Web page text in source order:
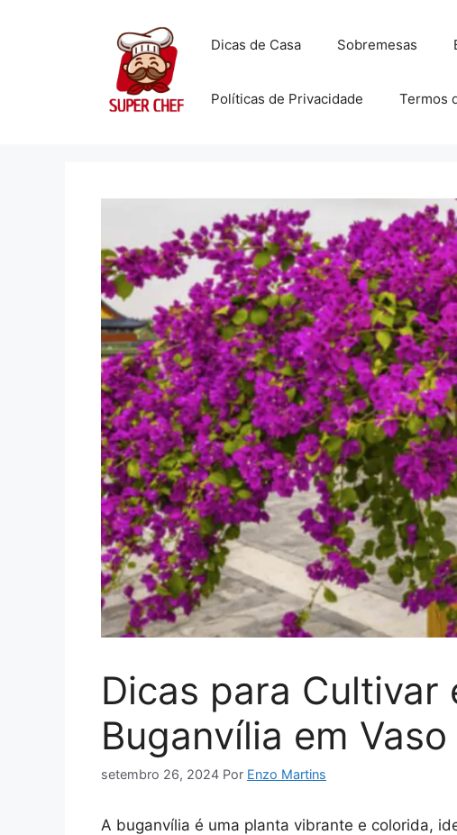
Dicas de Casa Sobremesas
Políticas de Privacidade Termos
Dicas para Cultivar
Buganvília em Vaso
setembro 26, 2024 Por Enzo Martins
A buganvília é uma planta vibrante e colorida,